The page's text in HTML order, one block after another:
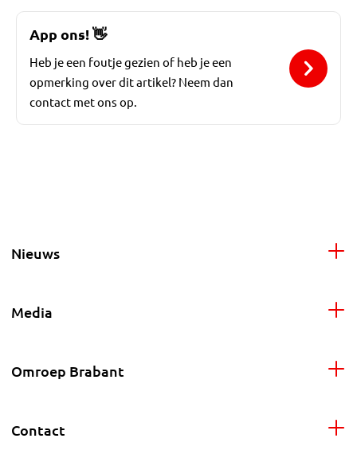
App ons!👋
Heb je een foutje gezien of heb je een
opmerking over dit artikel? Neem dan
contact met ons op.
Nieuws
Media
Omroep Brabant
Contact